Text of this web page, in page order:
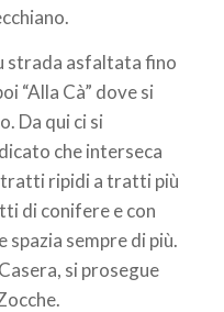
strada asfaltata fino
“Alla Cà” dove si
Da qui ci si
che interseca
tratti ripidi a tratti più
di conifere e con
spazia sempre di più.
si prosegue